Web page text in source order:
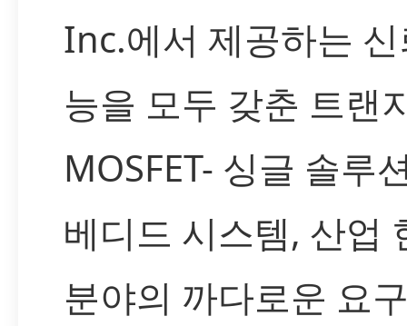
Inc.에서 제공하는
능을 모두 갖춘 트랜
MOSFET- 싱글 솔루
베디드 시스템, 산업
분야의 까다로운 요